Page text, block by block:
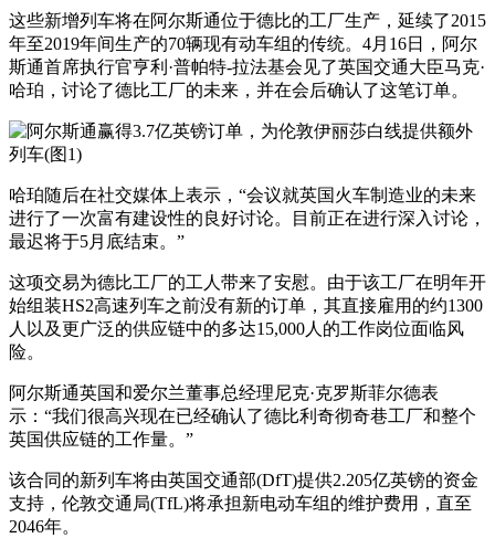
这些新增列车将在阿尔斯通位于德比的工厂生产，延续了2015
年至2019年间生产的70辆现有动车组的传统。4月16日，阿尔
斯通首席执行官亨利·普帕特-拉法基会见了英国交通大臣马克·
哈珀，讨论了德比工厂的未来，并在会后确认了这笔订单。
哈珀随后在社交媒体上表示，“会议就英国火车制造业的未来
进行了一次富有建设性的良好讨论。目前正在进行深入讨论，
最迟将于5月底结束。”
这项交易为德比工厂的工人带来了安慰。由于该工厂在明年开
始组装HS2高速列车之前没有新的订单，其直接雇用的约1300
人以及更广泛的供应链中的多达15,000人的工作岗位面临风
险。
阿尔斯通英国和爱尔兰董事总经理尼克·克罗斯菲尔德表
示：“我们很高兴现在已经确认了德比利奇彻奇巷工厂和整个
英国供应链的工作量。”
该合同的新列车将由英国交通部(DfT)提供2.205亿英镑的资金
支持，伦敦交通局(TfL)将承担新电动车组的维护费用，直至
2046年。